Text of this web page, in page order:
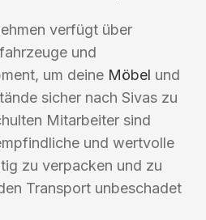
verfügt über
und
um deine Möbel und
sicher nach Sivas zu
Mitarbeiter sind
und wertvolle
zu verpacken und zu
Transport unbeschadet